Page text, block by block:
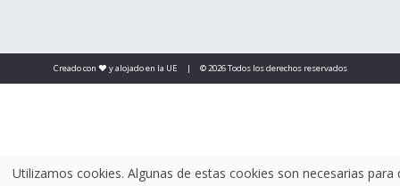
Creado con ❤️ y alojado en la UE | © 2026 Todos los derechos reservados
Utilizamos cookies. Algunas de estas cookies son necesarias para